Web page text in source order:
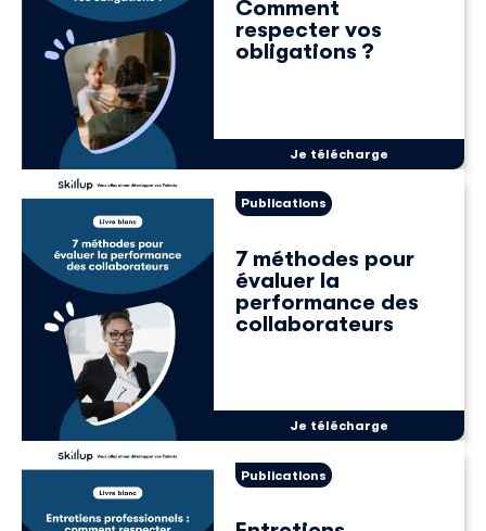
Découvrir Skillup
Prénom*
Nom*
E-mail professionnel
Téléphone*
Skillup utilise vos informations pour vous fournir du
contenu pertinent sur nos produits et services. Vous
pouvez vous désinscrire à tout moment. Pour plus de
Comment
respecter vos
obligations ?
Je télécharge
Publications
7 méthodes pour
évaluer la
performance des
collaborateurs
Je télécharge
Publications